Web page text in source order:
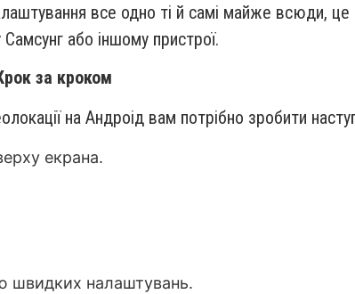
все одно ті й самі майже
або іншому пристрої.
за кроком
на Андроід вам потрібно зробити
екрана.
швидких налаштувань.